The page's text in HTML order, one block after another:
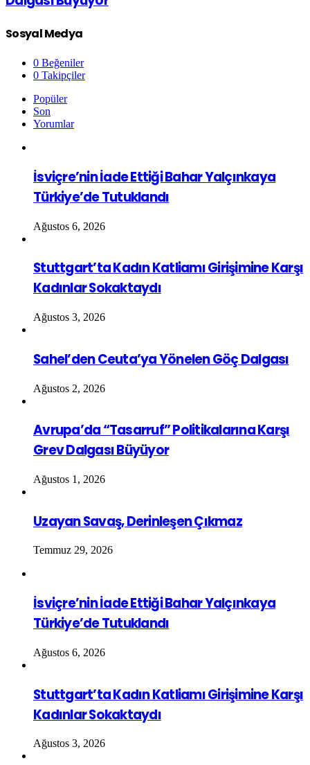
Sosyal Medya
0 Beğeniler
0 Takipçiler
Popüler
Son
Yorumlar
İsviçre’nin İade Ettiği Bahar Yalçınkaya
Türkiye’de Tutuklandı
Ağustos 6, 2026
Stuttgart’ta Kadın Katliamı Girişimine Karşı
Kadınlar Sokaktaydı
Ağustos 3, 2026
Sahel’den Ceuta’ya Yönelen Göç Dalgası
Ağustos 2, 2026
Avrupa’da “Tasarruf” Politikalarına Karşı
Grev Dalgası Büyüyor
Ağustos 1, 2026
Uzayan Savaş, Derinleşen Çıkmaz
Temmuz 29, 2026
İsviçre’nin İade Ettiği Bahar Yalçınkaya
Türkiye’de Tutuklandı
Ağustos 6, 2026
Stuttgart’ta Kadın Katliamı Girişimine Karşı
Kadınlar Sokaktaydı
Ağustos 3, 2026